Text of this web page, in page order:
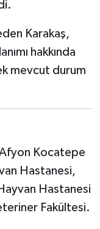
Karakaş,
hakkında
mevcut durum
Kocatepe
Hastanesi,
Hastanesi
Fakültesi.